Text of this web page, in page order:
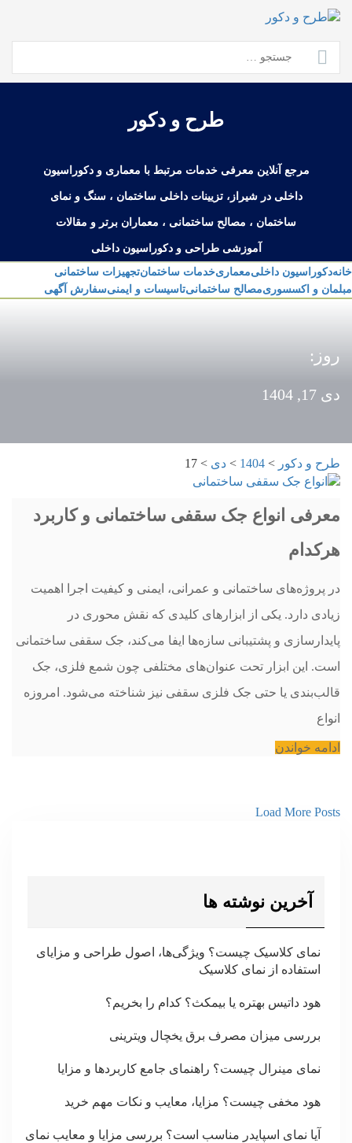
Skip
content
جستجو
برای:
طرح و دکور
مرجع آنلاین معرفی خدمات مرتبط با معماری و دکوراسیون
داخلی در شیراز، تزیینات داخلی ساختمان ، سنگ و نمای
ساختمان ، مصالح ساختمانی ، معماران برتر و مقالات
آموزشی طراحی و دکوراسیون داخلی
خانهدکوراسیون داخلیمعماریخدمات ساختمانتجهیزات ساختمانی
مبلمان و اکسسوریمصالح ساختمانیتاسیسات و ایمنیسفارش آگهی
روز:
دی 17, 1404
طرح و دکور >
1404
> دی >
17
معرفی انواع جک سقفی ساختمانی و کاربرد
هرکدام
در پروژه‌های ساختمانی و عمرانی، ایمنی و کیفیت اجرا اهمیت
زیادی دارد. یکی از ابزارهای کلیدی که نقش محوری در
پایدارسازی و پشتیبانی سازه‌ها ایفا می‌کند، جک سقفی ساختمانی
است. این ابزار تحت عنوان‌های مختلفی چون شمع فلزی، جک
قالب‌بندی یا حتی جک فلزی سقفی نیز شناخته می‌شود. امروزه
انواع
ادامه خواندن
Load More Posts
آخرین نوشته ها
نمای کلاسیک چیست؟ ویژگی‌ها، اصول طراحی و مزایای
استفاده از نمای کلاسیک
هود داتیس بهتره یا بیمکث؟ کدام را بخریم؟
بررسی میزان مصرف برق یخچال ویترینی
نمای مینرال چیست؟ راهنمای جامع کاربردها و مزایا
هود مخفی چیست؟ مزایا، معایب و نکات مهم خرید
آیا نمای اسپایدر مناسب است؟ بررسی مزایا و معایب نمای